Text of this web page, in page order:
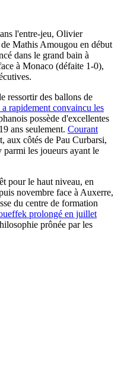
l'entre-jeu, Olivier
Mathis Amougou en début
dans le grand bain à
à Monaco (défaite 1-0),
ressortir des ballons de
rapidement convaincu les
possède d'excellentes
ans seulement. Courant
aux côtés de Pau Curbarsi,
les joueurs ayant le
pour le haut niveau, en
novembre face à Auxerre,
du centre de formation
prolongé en juillet
prônée par les